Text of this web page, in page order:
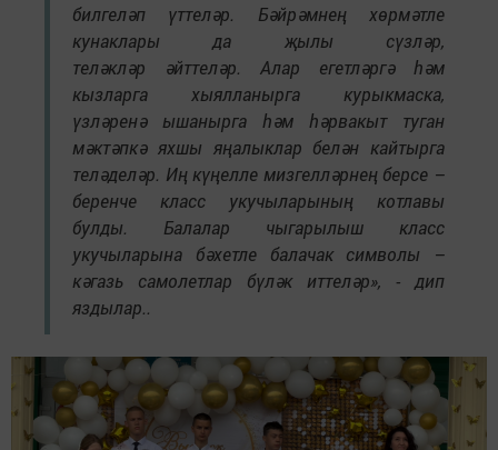
билгеләп үттеләр. Бәйрәмнең хөрмәтле
кунаклары да җылы сүзләр,
теләкләр әйттеләр. Алар егетләргә һәм
кызларга хыялланырга курыкмаска,
үзләренә ышанырга һәм һәрвакыт туган
мәктәпкә яхшы яңалыклар белән кайтырга
теләделәр. Иң күңелле мизгелләрнең берсе –
беренче класс укучыларының котлавы
булды. Балалар чыгарылыш класс
укучыларына бәхетле балачак символы –
кәгазь самолетлар бүләк иттеләр», - дип
яздылар..